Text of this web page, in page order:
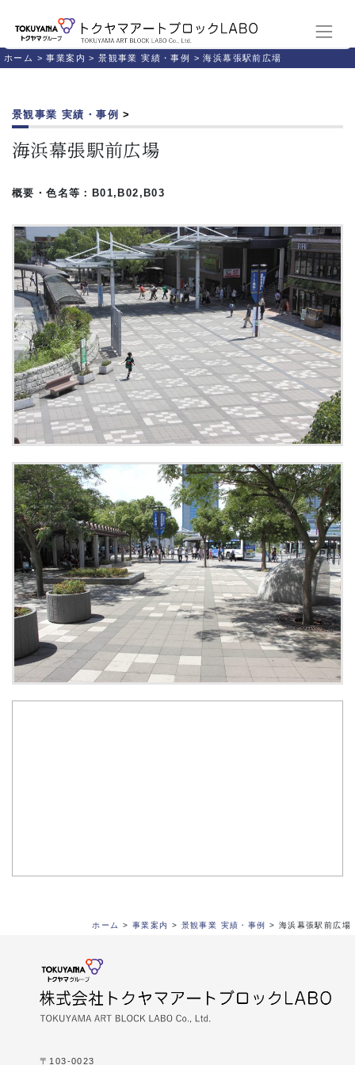
ホーム >事業案内 >景観事業 実績・事例 >海浜幕張駅前広場
景観事業 実績・事例 >
海浜幕張駅前広場
概要・色名等：B01,B02,B03
ホーム > 事業案内 > 景観事業 実績・事例 > 海浜幕張駅前広場
〒103-0023